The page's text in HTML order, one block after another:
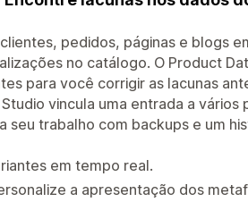
pedidos, páginas e blogs
no catálogo. O Product
para você corrigir as lacunas
vincula uma entrada a vários
seu trabalho com backups e um
em tempo real.
a apresentação dos